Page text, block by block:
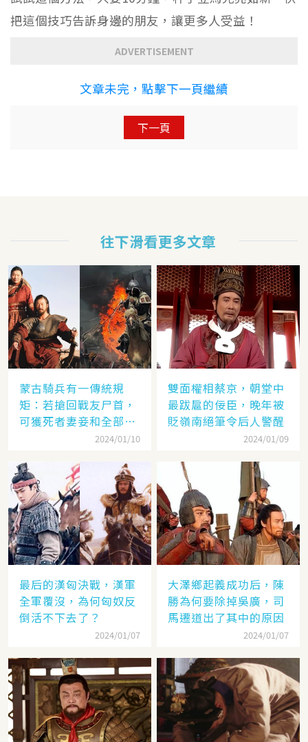
把這個技巧告訴身邊的朋友，讓更多人受益！
ADVERTISEMENT
文章未完，點擊下一頁繼續
下一頁
往下滑看更多文章
蒙古騎兵有一傳統規
矩：若搶回戰友尸首，
可獲死者妻妾和全部牲
2024/01/10
雙面權相蔡京，朝堂中
最跋扈的佞臣，晚年被
貶嶺南絕筆令后人警醒
2024/01/09
最后的漢匈決戰，漢軍
全軍覆沒，為何匈奴反
倒活不下去了？
2024/01/07
大澤鄉起義成功后，陳
勝為何要除掉吳廣，司
馬遷道出了其中的原因
2024/01/07